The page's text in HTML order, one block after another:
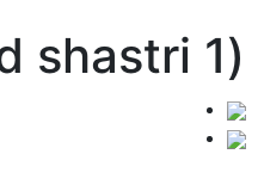
shastri 1)